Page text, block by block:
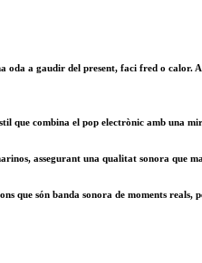
oda a gaudir del present, faci fred o
que combina el pop electrònic amb una
assegurant una qualitat sonora que
que són banda sonora de moments reals,